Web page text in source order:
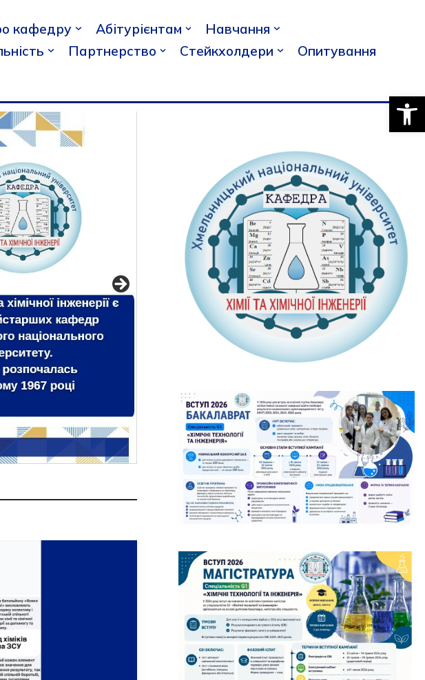
кафедру Абітурієнтам
Навчання
Партнерство Стейкхолдери
Опитування